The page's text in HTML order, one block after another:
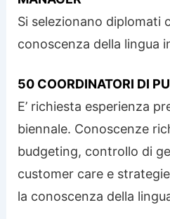
Si selezionano diplomati
conoscenza della lingua
50 COORDINATORI DI
E’ richiesta esperienza
biennale. Conoscenze
budgeting, controllo di
customer care e
la conoscenza della